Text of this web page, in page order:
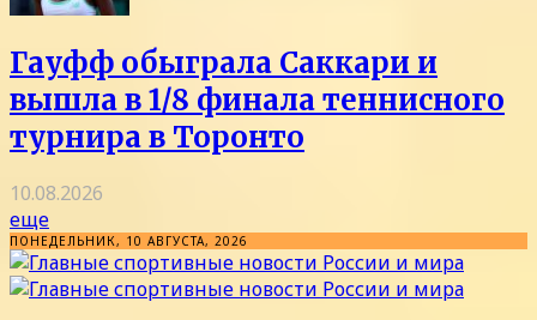
Гауфф обыграла Саккари и
вышла в 1/8 финала теннисного
турнира в Торонто
10.08.2026
еще
ПОНЕДЕЛЬНИК, 10 АВГУСТА, 2026